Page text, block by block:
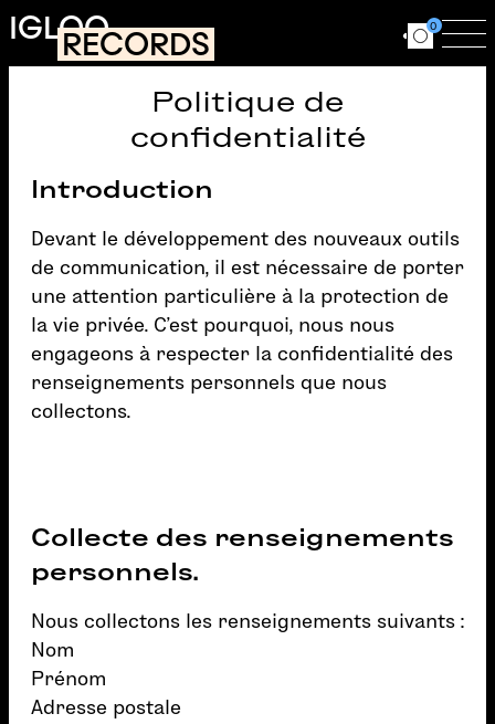
Aller au contenu principal
IGLOORECORDS Ouvrir le
0
Politique de
confidentialité
Introduction
Devant le développement des nouveaux outils
de communication, il est nécessaire de porter
une attention particulière à la protection de
la vie privée. C’est pourquoi, nous nous
engageons à respecter la confidentialité des
renseignements personnels que nous
collectons.
Collecte des renseignements
personnels.
Nous collectons les renseignements suivants :
Nom
Prénom
Adresse postale